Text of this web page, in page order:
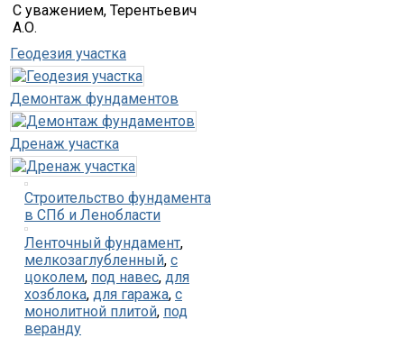
С уважением, Терентьевич
А.О.
Геодезия участка
Демонтаж фундаментов
Дренаж участка
Строительство фундамента
в СПб и Ленобласти
Ленточный фундамент,
мелкозаглубленный, с
цоколем, под навес, для
хозблока, для гаража, с
монолитной плитой, под
веранду